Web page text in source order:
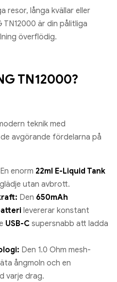
resor, långa kvällar eller
TN12000 är din pålitliga
överflödig.
TN12000?
teknik med
avgörande fördelarna på
En enorm 22ml E-Liquid Tank
utan avbrott.
Den 650mAh
levererar konstant
USB-C supersnabb att ladda
Den 1.0 Ohm mesh-
ångmoln och en
varje drag.